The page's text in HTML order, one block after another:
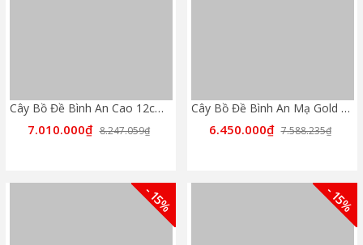
Cây Bồ Đề Bình An Cao 12cm - Mix Rose Gold
7.010.000₫ 8.247.059₫
Cây Bồ Đề Bình An Mạ Gold Cao 12cm
6.450.000₫ 7.588.235₫
- 15% - 15%